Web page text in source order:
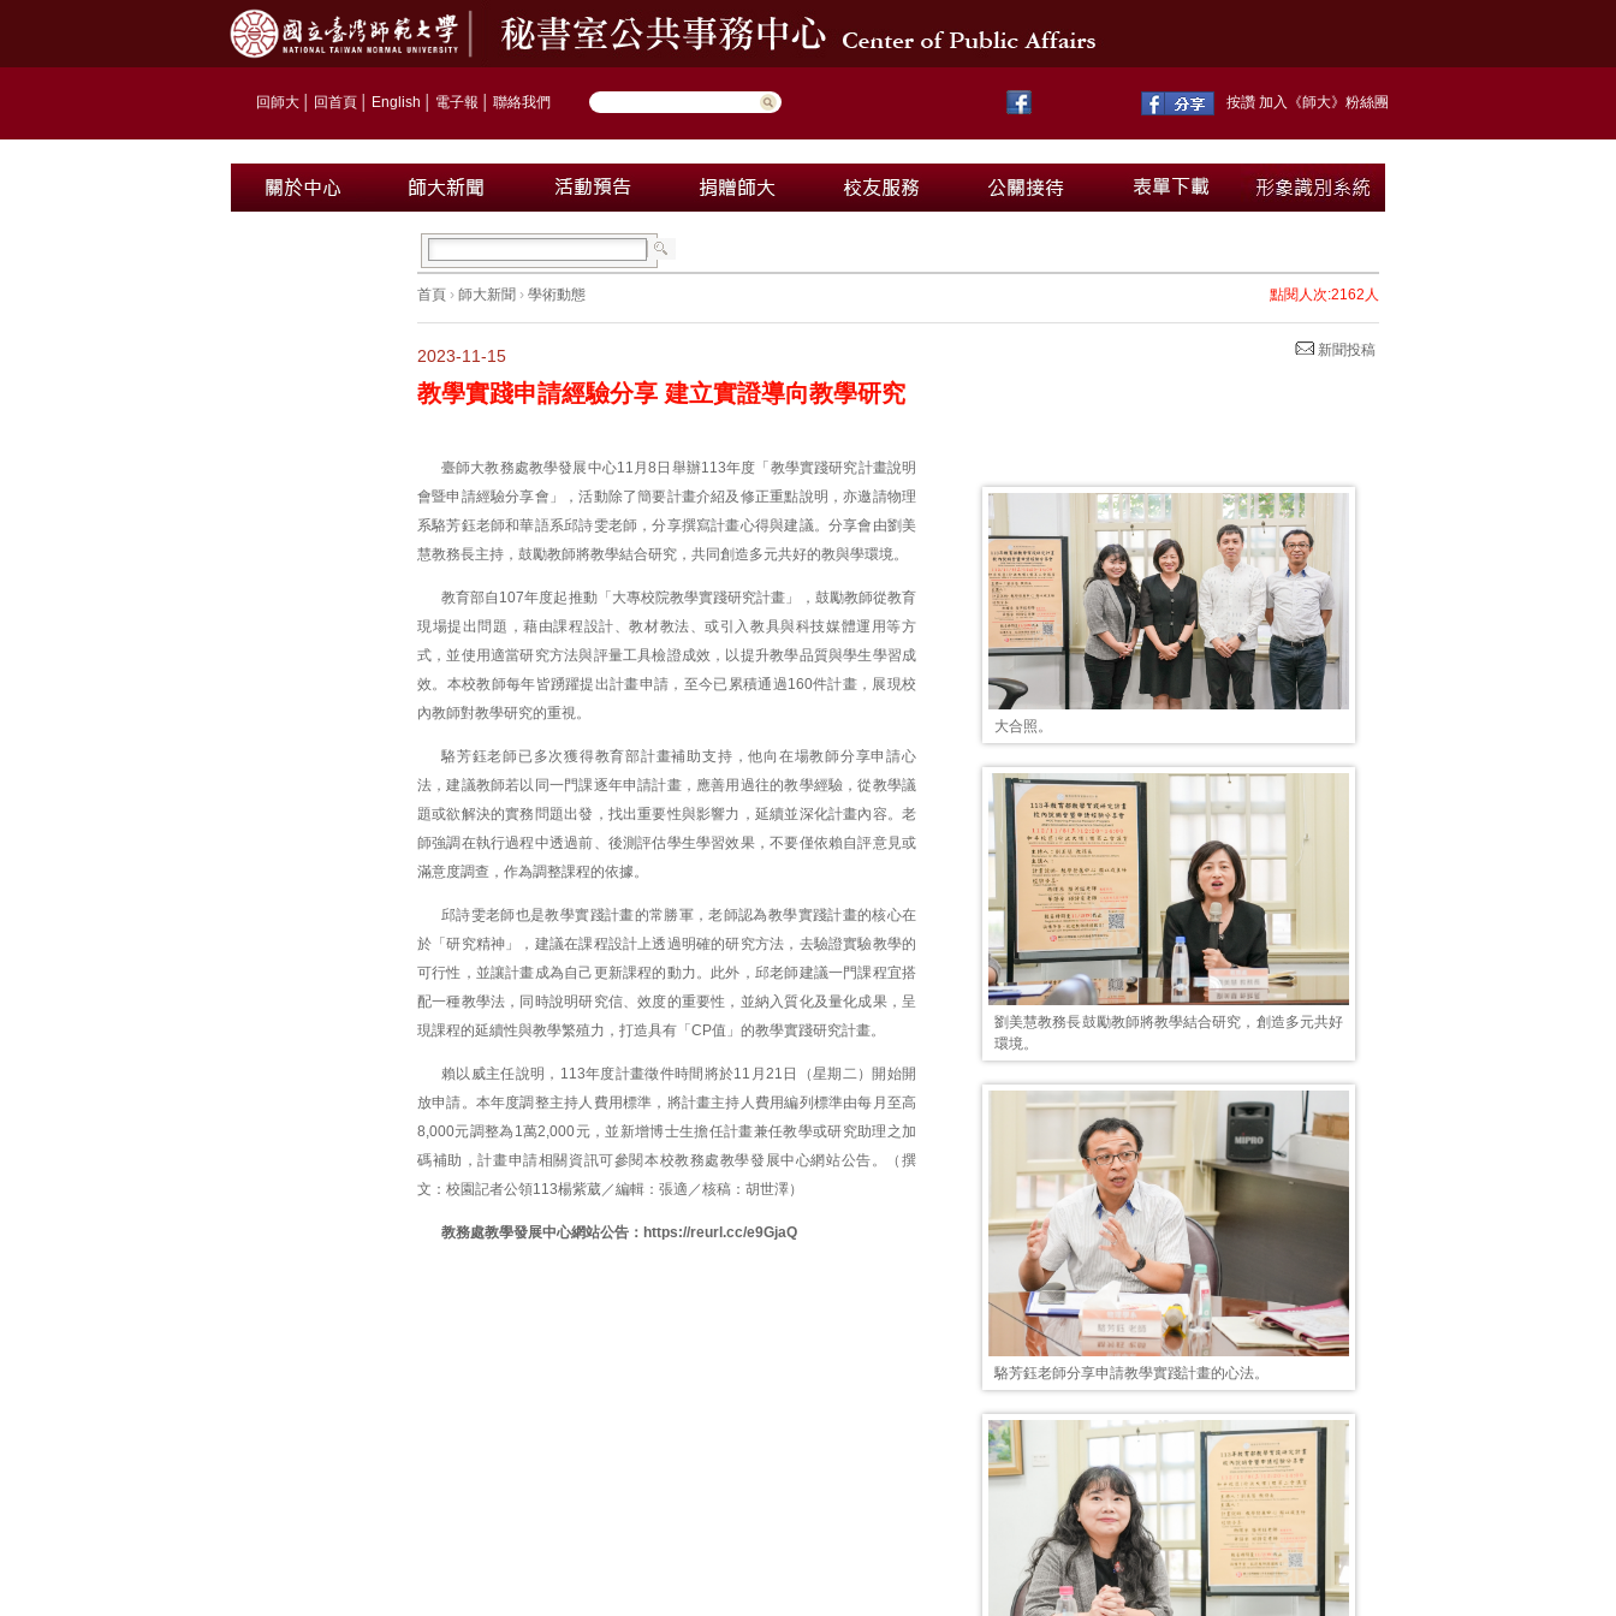
回師大 回首頁 English 電子報 聯絡我們 按讚 加入《師大》粉絲團
首頁 › 師大新聞 › 學術動態 點閱人次:2162人
新聞投稿
2023-11-15
教學實踐申請經驗分享 建立實證導向教學研究
大合照。
劉美慧教務長鼓勵教師將教學結合研究，創造多元共好
環境。
駱芳鈺老師分享申請教學實踐計畫的心法。
臺師大教務處教學發展中心11月8日舉辦113年度「教學實踐研究計畫說明
會暨申請經驗分享會」，活動除了簡要計畫介紹及修正重點說明，亦邀請物理
系駱芳鈺老師和華語系邱詩雯老師，分享撰寫計畫心得與建議。分享會由劉美
慧教務長主持，鼓勵教師將教學結合研究，共同創造多元共好的教與學環境。
教育部自107年度起推動「大專校院教學實踐研究計畫」，鼓勵教師從教育
現場提出問題，藉由課程設計、教材教法、或引入教具與科技媒體運用等方
式，並使用適當研究方法與評量工具檢證成效，以提升教學品質與學生學習成
效。本校教師每年皆踴躍提出計畫申請，至今已累積通過160件計畫，展現校
內教師對教學研究的重視。
駱芳鈺老師已多次獲得教育部計畫補助支持，他向在場教師分享申請心
法，建議教師若以同一門課逐年申請計畫，應善用過往的教學經驗，從教學議
題或欲解決的實務問題出發，找出重要性與影響力，延續並深化計畫內容。老
師強調在執行過程中透過前、後測評估學生學習效果，不要僅依賴自評意見或
滿意度調查，作為調整課程的依據。
邱詩雯老師也是教學實踐計畫的常勝軍，老師認為教學實踐計畫的核心在
於「研究精神」，建議在課程設計上透過明確的研究方法，去驗證實驗教學的
可行性，並讓計畫成為自己更新課程的動力。此外，邱老師建議一門課程宜搭
配一種教學法，同時說明研究信、效度的重要性，並納入質化及量化成果，呈
現課程的延續性與教學繁殖力，打造具有「CP值」的教學實踐研究計畫。
賴以威主任說明，113年度計畫徵件時間將於11月21日（星期二）開始開
放申請。本年度調整主持人費用標準，將計畫主持人費用編列標準由每月至高
8,000元調整為1萬2,000元，並新增博士生擔任計畫兼任教學或研究助理之加
碼補助，計畫申請相關資訊可參閱本校教務處教學發展中心網站公告。（撰
文：校園記者公領113楊紫葳／編輯：張適／核稿：胡世澤）
教務處教學發展中心網站公告： https://reurl.cc/e9GjaQ